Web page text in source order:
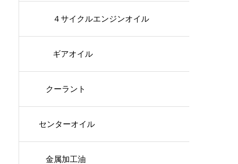
４サイクルエンジンオイル
ギアオイル
クーラント
センターオイル
金属加工油